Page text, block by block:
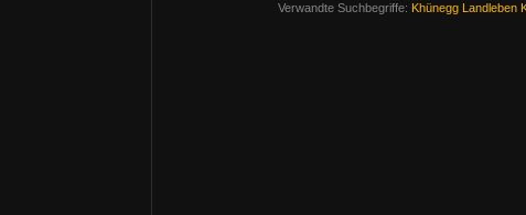
Verwandte Suchbegriffe: Khünegg Landleben